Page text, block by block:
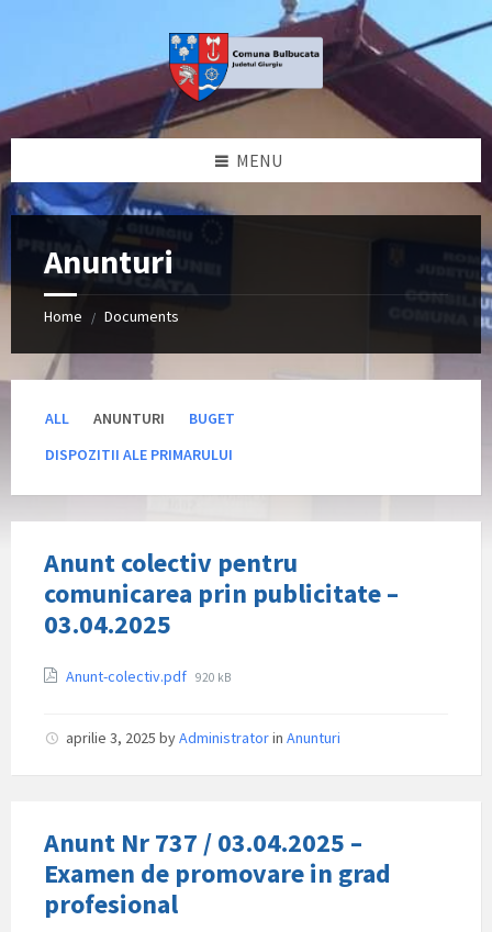
MENU
Anunturi
Home / Documents
ALL ANUNTURI
BUGET
DISPOZITII ALE PRIMARULUI
Anunt colectiv pentru
comunicarea prin publicitate –
03.04.2025
Attachments
Anunt-colectiv.pdf File
920 kB
aprilie 3, 2025 byAdministratorin Anunturi
Anunt Nr 737 / 03.04.2025 –
Examen de promovare in grad
profesional